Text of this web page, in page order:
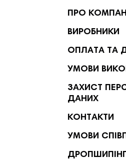
ПРО
ВИРОБНИКИ
ОПЛАТА ТА
УМОВИ
ЗАХИСТ
ДАНИХ
КОНТАКТИ
УМОВИ